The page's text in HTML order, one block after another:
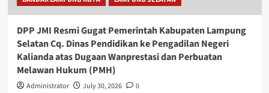
DPP JMI Resmi Gugat Pemerintah Kabupaten Lampung
Selatan Cq. Dinas Pendidikan ke Pengadilan Negeri
Kalianda atas Dugaan Wanprestasi dan Perbuatan
Melawan Hukum (PMH)
Administrator July 30, 2026 0